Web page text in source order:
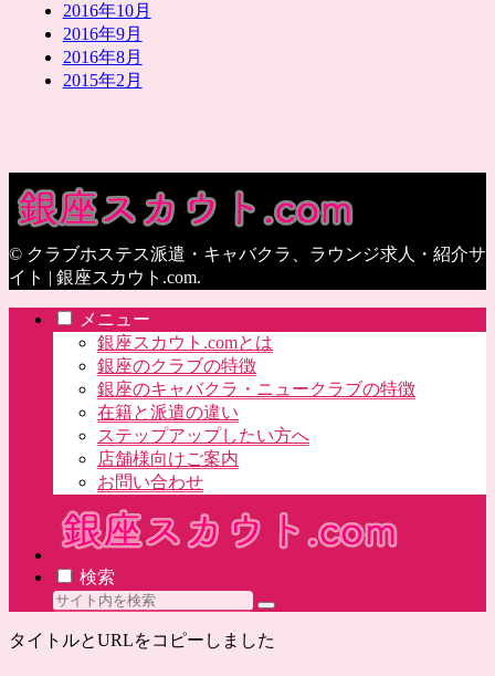
2016年10月
2016年9月
2016年8月
2015年2月
© クラブホステス派遣・キャバクラ、ラウンジ求人・紹介サ
イト | 銀座スカウト.com.
メニュー
銀座スカウト.comとは
銀座のクラブの特徴
銀座のキャバクラ・ニュークラブの特徴
在籍と派遣の違い
ステップアップしたい方へ
店舗様向けご案内
お問い合わせ
検索
タイトルとURLをコピーしました